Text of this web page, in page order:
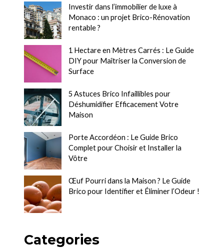
Investir dans l’immobilier de luxe à
Monaco : un projet Brico-Rénovation
rentable ?
1 Hectare en Mètres Carrés : Le Guide
DIY pour Maîtriser la Conversion de
Surface
5 Astuces Brico Infaillibles pour
Déshumidifier Efficacement Votre
Maison
Porte Accordéon : Le Guide Brico
Complet pour Choisir et Installer la
Vôtre
Œuf Pourri dans la Maison ? Le Guide
Brico pour Identifier et Éliminer l’Odeur !
Categories